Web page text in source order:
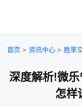
首页 > 资讯中心 > 胜率
深度解析!微乐
怎样